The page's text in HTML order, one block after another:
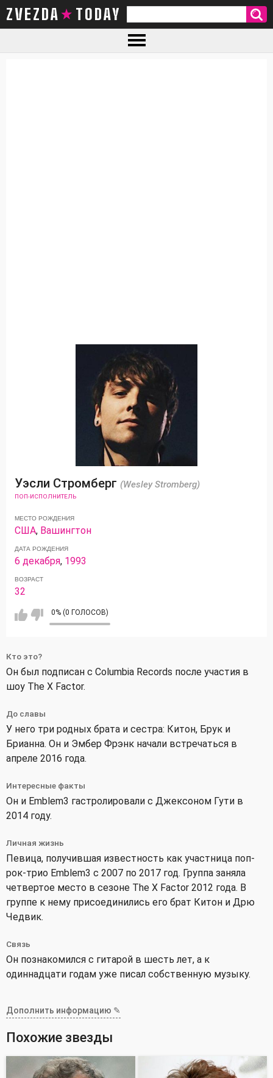
ZVEZDA TODAY
Уэсли Стромберг (Wesley Stromberg)
ПОП-ИСПОЛНИТЕЛЬ
МЕСТО РОЖДЕНИЯ
США, Вашингтон
ДАТА РОЖДЕНИЯ
6 декабря, 1993
ВОЗРАСТ
32
0% (0 ГОЛОСОВ)
Кто это?
Он был подписан с Columbia Records после участия в
шоу The X Factor.
До славы
У него три родных брата и сестра: Китон, Брук и
Брианна. Он и Эмбер Фрэнк начали встречаться в
апреле 2016 года.
Интересные факты
Он и Emblem3 гастролировали с Джексоном Гути в
2014 году.
Личная жизнь
Певица, получившая известность как участница поп-
рок-трио Emblem3 с 2007 по 2017 год. Группа заняла
четвертое место в сезоне The X Factor 2012 года. В
группе к нему присоединились его брат Китон и Дрю
Чедвик.
Связь
Он познакомился с гитарой в шесть лет, а к
одиннадцати годам уже писал собственную музыку.
Дополнить информацию ✎
Похожие звезды